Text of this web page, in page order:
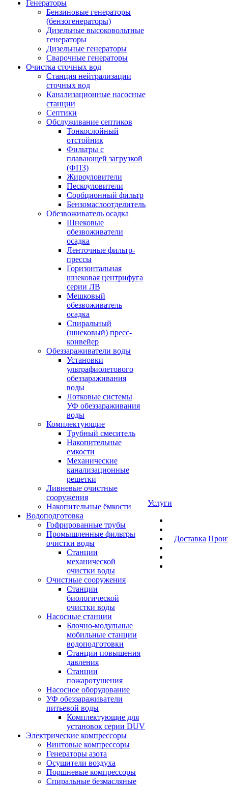
Генераторы
Бензиновые генераторы
(бензогенераторы)
Дизельные высоковольтные
генераторы
Дизельные генераторы
Сварочные генераторы
Очистка сточных вод
Станция нейтрализации
сточных вод
Канализационные насосные
станции
Септики
Обслуживание септиков
Тонкослойный
отстойник
Фильтры с
плавающей загрузкой
(ФПЗ)
Жироуловители
Пескоуловители
Сорбционный фильтр
Бензомаслоотделитель
Обезвоживатель осадка
Шнековые
обезвоживатели
осадка
Ленточные фильтр-
прессы
Горизонтальная
шнековая центрифуга
серии ЛВ
Мешковый
обезвоживатель
осадка
Спиральный
(шнековый) пресс-
конвейер
Обеззараживатели воды
Установки
ультрафиолетового
обеззараживания
воды
Лотковые системы
УФ обеззараживания
воды
Комплектующие
Трубный смеситель
Накопительные
емкости
Механические
канализационные
решетки
Ливневые очистные
сооружения
Накопительные ёмкости
Водоподготовка
Гофрированные трубы
Промышленные фильтры
очистки воды
Станции
механической
очистки воды
Очистные сооружения
Станции
биологической
очистки воды
Насосные станции
Блочно-модульные
мобильные станции
водоподготовки
Станции повышения
давления
Станции
пожаротушения
Насосное оборудование
УФ обеззараживатели
питьевой воды
Комплектующие для
установок серии DUV
Электрические компрессоры
Винтовые компрессоры
Генераторы азота
Осушители воздуха
Поршневые компрессоры
Спиральные безмасляные
Услуги
Доставка